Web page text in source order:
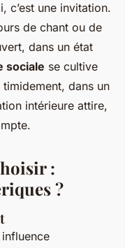
c’est une invitation.
de chant ou de
dans un état
sociale se cultive
timidement, dans un
intérieure attire,
:
?
influence